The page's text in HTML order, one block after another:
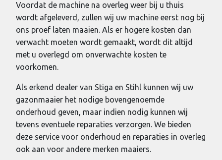
Voordat de machine na overleg weer bij u thuis
wordt afgeleverd, zullen wij uw machine eerst nog bij
ons proef laten maaien. Als er hogere kosten dan
verwacht moeten wordt gemaakt, wordt dit altijd
met u overlegd om onverwachte kosten te
voorkomen.
Als erkend dealer van Stiga en Stihl kunnen wij uw
gazonmaaier het nodige bovengenoemde
onderhoud geven, maar indien nodig kunnen wij
tevens eventuele reparaties verzorgen. We bieden
deze service voor onderhoud en reparaties in overleg
ook aan voor andere merken maaiers.